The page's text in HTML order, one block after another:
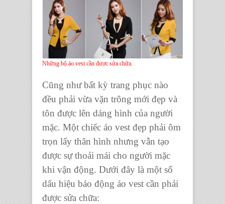
Những bộ áo vest cần được sửa chữa.
Cũng như bất kỳ trang phục nào
đều phải vừa vặn trông mới đẹp và
tôn được lên dáng hình của người
mặc. Một chiếc áo vest đẹp phải ôm
trọn lấy thân hình nhưng vẫn tạo
được sự thoải mái cho người mặc
khi vận động. Dưới đây là một số
dấu hiệu báo động áo vest cần phải
được sửa chữa: